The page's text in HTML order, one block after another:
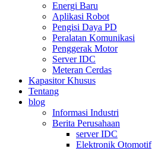
Energi Baru
Aplikasi Robot
Pengisi Daya PD
Peralatan Komunikasi
Penggerak Motor
Server IDC
Meteran Cerdas
Kapasitor Khusus
Tentang
blog
Informasi Industri
Berita Perusahaan
server IDC
Elektronik Otomotif